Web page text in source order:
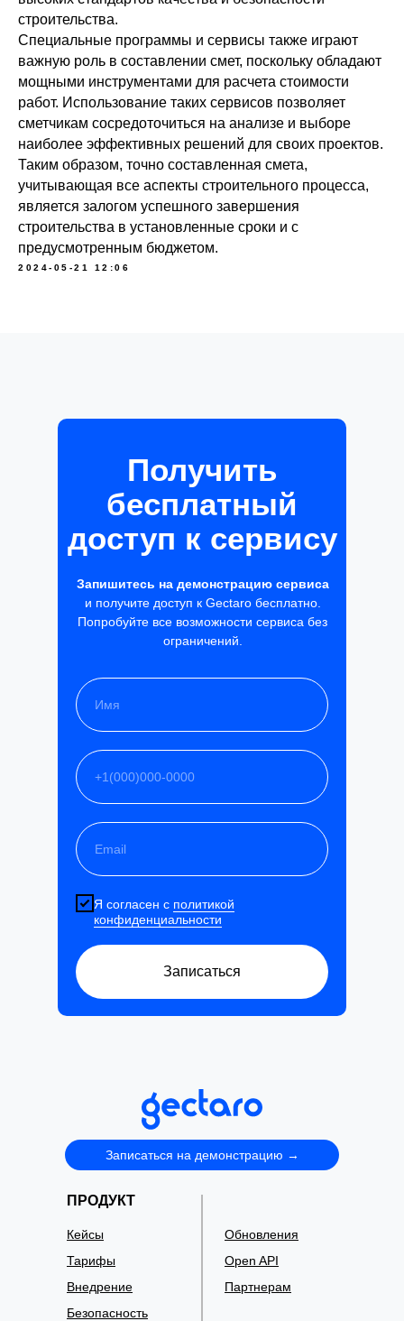
строительства.
Специальные программы и сервисы также играют
важную роль в составлении смет, поскольку обладают
мощными инструментами для расчета стоимости
работ. Использование таких сервисов позволяет
сметчикам сосредоточиться на анализе и выборе
наиболее эффективных решений для своих проектов.
Таким образом, точно составленная смета,
учитывающая все аспекты строительного процесса,
является залогом успешного завершения
строительства в установленные сроки и с
предусмотренным бюджетом.
2024-05-21 12:06
Получить
бесплатный
доступ к сервису
Запишитесь на демонстрацию сервиса
и получите доступ к Gectaro бесплатно.
Попробуйте все возможности сервиса без
ограничений.
Я согласен с политикой
конфиденциальности
Записаться
ПРОДУКТ
Внедрение
Безопасность
Обновления
Open API
Кейсы
Тарифы
Партнерам
Записаться на демонстрацию →